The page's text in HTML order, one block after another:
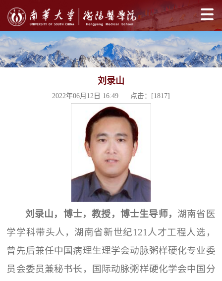
刘录山
2022年06月12日 16:49 点击：[1817]
刘录山，博士，教授，博士生导师， 湖南省医
学学科带头人，湖南省新世纪121人才工程人选，
曾先后兼任中国病理生理学会动脉粥样硬化专业委
员会委员兼秘书长，国际动脉粥样硬化学会中国分